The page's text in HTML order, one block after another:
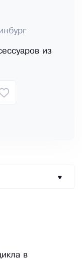
из
в